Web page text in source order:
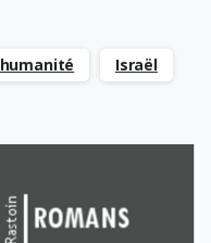
humanité Israël